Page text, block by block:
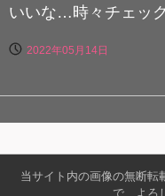
いいな…時々チェック
2022年05月14日
当サイト内の画像の無断転
で、よろ